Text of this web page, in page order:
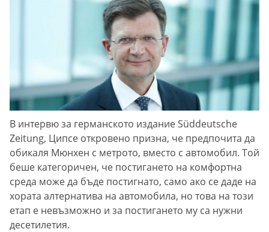
В интервю за германското издание Süddeutsche
Zeitung, Ципсе откровено призна, че предпочита да
обикаля Мюнхен с метрото, вместо с автомобил. Той
беше категоричен, че постигането на комфортна
среда може да бъде постигнато, само ако се даде на
хората алтернатива на автомобила, но това на този
етап е невъзможно и за постигането му са нужни
десетилетия.